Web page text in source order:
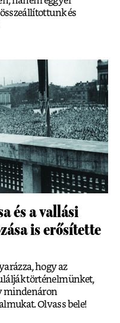
és
és a vallási
is erősítette
hogy az
történelmünket,
mindenáron
Olvass bele!